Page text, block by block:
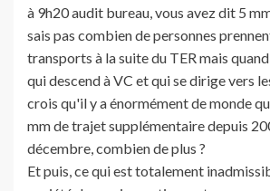
à 9h20 audit bureau, vous avez dit 5
sais pas combien de personnes
transports à la suite du TER mais
qui descend à VC et qui se dirige vers
crois qu'il y a énormément de monde
mm de trajet supplémentaire depuis
décembre, combien de plus ?
Et puis, ce qui est totalement